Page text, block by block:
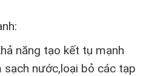
năng tạo kết tụ mạnh
sạch nước,loại bỏ các tạp